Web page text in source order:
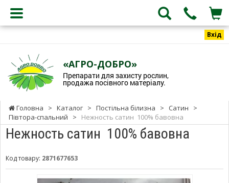
Вхід
«АГРО-ДОБРО»
Препарати для захисту рослин,
продажа посівного матеріалу.
Головна > Каталог > Постільна білизна > Сатин
>
Півтора-спальний
> Нежность сатин 100% бавовна
Нежность сатин 100% бавовна
Код товару: 2871677653